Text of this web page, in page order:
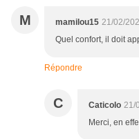
M mamilou15 21/02/
Quel confort, il doit
Répondre
C Caticolo 21/
Merci, en